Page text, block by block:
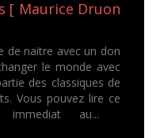
[ Maurice Druon
de naitre avec un don
le monde avec
des classiques de
Vous pouvez lire ce
immediat au...